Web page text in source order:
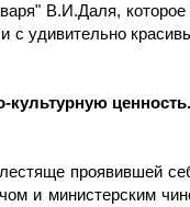
В.И.Даля,
с удивительно
проявившей
и министерским